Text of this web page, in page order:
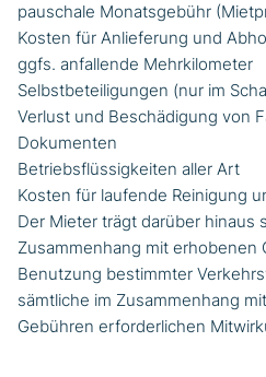
pauschale Monatsgebühr
Kosten für Anlieferung und
ggfs. anfallende Mehrkilometer
Selbstbeteiligungen (nur im
Verlust und Beschädigung von
Dokumenten
Betriebsflüssigkeiten aller Art
Kosten für laufende Reinigung
Der Mieter trägt darüber hinaus
Zusammenhang mit erhobenen
Benutzung bestimmter
sämtliche im Zusammenhang
Gebühren erforderlichen